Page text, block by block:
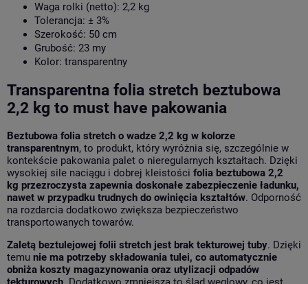
Waga rolki (netto): 2,2 kg
Tolerancja: ± 3%
Szerokość: 50 cm
Grubość: 23 my
Kolor: transparentny
Transparentna folia stretch beztubowa
2,2 kg to must have pakowania
Beztubowa folia stretch o wadze 2,2 kg w kolorze
transparentnym, to produkt, który wyróżnia się, szczególnie w
kontekście pakowania palet o nieregularnych kształtach. Dzięki
wysokiej sile naciągu i dobrej kleistości folia beztubowa 2,2
kg przezroczysta zapewnia doskonałe zabezpieczenie ładunku,
nawet w przypadku trudnych do owinięcia kształtów. Odporność
na rozdarcia dodatkowo zwiększa bezpieczeństwo
transportowanych towarów.
Zaletą beztulejowej folii stretch jest brak tekturowej tuby. Dzięki
temu nie ma potrzeby składowania tulei, co automatycznie
obniża koszty magazynowania oraz utylizacji odpadów